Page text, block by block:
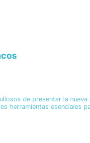
de presentar la
herramientas esenciales